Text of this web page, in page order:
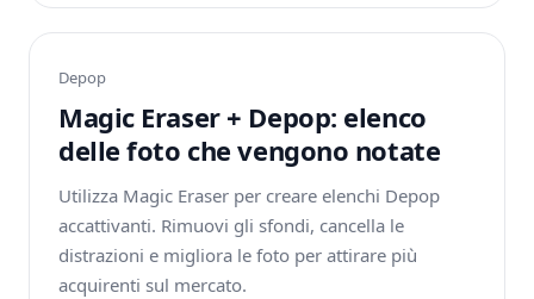
Depop
Magic Eraser + Depop: elenco
delle foto che vengono notate
Utilizza Magic Eraser per creare elenchi Depop
accattivanti. Rimuovi gli sfondi, cancella le
distrazioni e migliora le foto per attirare più
acquirenti sul mercato.